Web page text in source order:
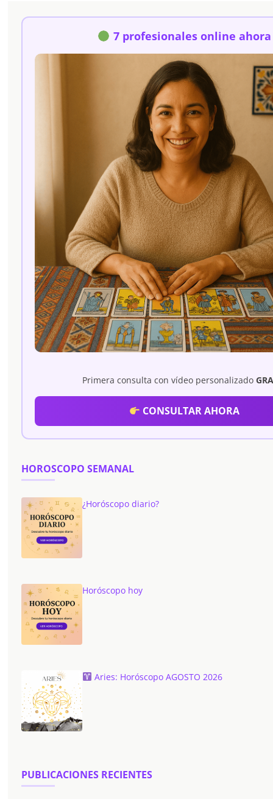
7 profesionales online ahora
Primera consulta con vídeo personalizado
CONSULTAR AHORA
HOROSCOPO SEMANAL
¿Horóscopo diario?
Horóscopo hoy
Aries: Horóscopo AGOSTO 2026
PUBLICACIONES RECIENTES